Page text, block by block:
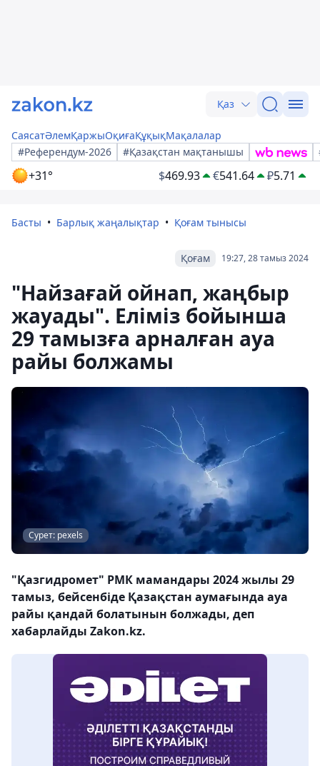
Қаз
СаясатӘлемҚаржыОқиғаҚұқықМақалалар
#Референдум-2026
#Қазақстан мақтанышы
+31° $469.93 €541.64 ₽5.71
Басты Барлық жаңалықтар Қоғам тынысы
19:27, 28 тамыз 2024
Қоғам
"Найзағай ойнап, жаңбыр
жауады". Еліміз бойынша
29 тамызға арналған ауа
райы болжамы
Сурет: pexels
"Қазгидромет" РМК мамандары 2024 жылы 29
тамыз, бейсенбіде Қазақстан аумағында ауа
райы қандай болатынын болжады, деп
хабарлайды Zakon.kz.